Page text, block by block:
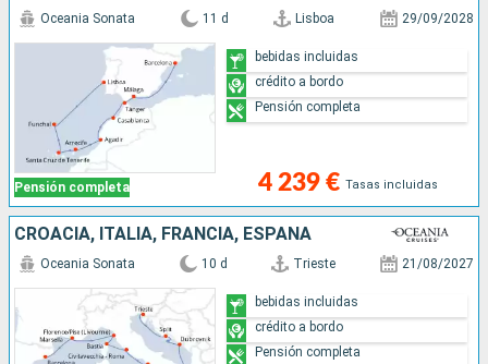
Pensión completa
Oceania Sonata 11 d Lisboa 29/09/2028
4 239 € Tasas incluidas
bebidas incluidas
crédito a bordo
Pensión completa
CROACIA, ITALIA, FRANCIA, ESPAÑA
Oceania Sonata 10 d Trieste 21/08/2027
bebidas incluidas
crédito a bordo
Pensión completa